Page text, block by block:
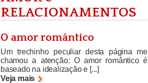
RELACIONAMENTOS
O amor romântico
Um trechinho peculiar desta página me
chamou a atenção: O amor romântico é
baseado na idealização e [...]
Veja mais